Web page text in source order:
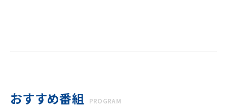
おすすめ番組 PROGRAM